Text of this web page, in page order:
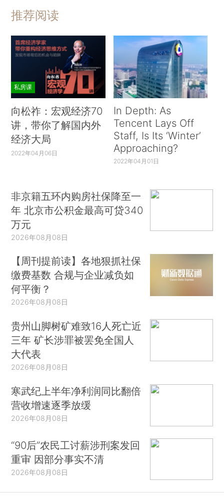
推荐阅读
私房课
向松祚：宏观经济70
讲，带你了解国内外
经济大局
2022年04月06日
In Depth: As
Tencent Lays Off
Staff, Is Its ‘Winter’
Approaching?
2022年04月01日
非京籍五环内购房社保降至一
年 北京市公积金最高可贷340
万元
2026年08月08日
【周刊提前读】各地狠抓社保
缴费基数 合规与企业减负如
何平衡？
2026年08月08日
贵州山脚树矿难致16人死亡近
三年 矿长涉罪被罢免全国人
大代表
2026年08月08日
寒武纪上半年净利润同比翻倍
营收增速逐季放缓
2026年08月08日
“90后”农民工讨薪涉刑案发回
重审 因部分事实不清
2026年08月08日